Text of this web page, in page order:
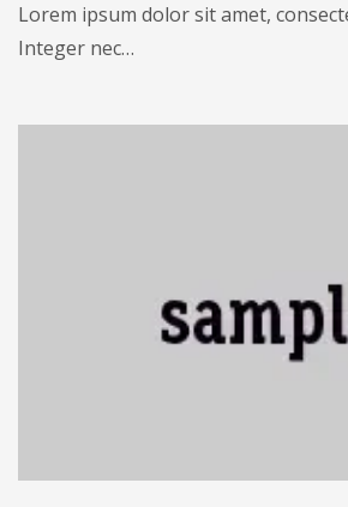
Lorem ipsum dolor sit amet,
Integer nec…